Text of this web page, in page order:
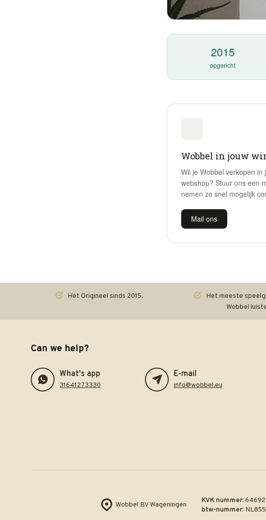
2015
opgericht
Wobbel in jouw
Wil je Wobbel verkopen in
webshop? Stuur ons een
nemen zo snel mogelijk
Mail ons
Het Origineel sinds 2015.
Het meeste
Wobbel
Can we help?
What's app
31641273330
E-mail
info@wobbel.eu
Wobbel BV Wageningen KVK nummer:
btw-nummer: